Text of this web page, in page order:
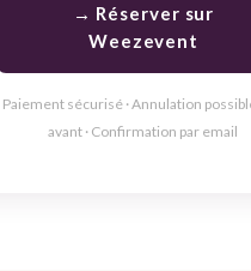
→ Réserver sur
Weezevent
Paiement sécurisé · Annulation
avant · Confirmation par email